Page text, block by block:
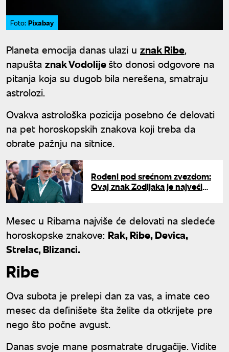
Foto: Pixabay
Planeta emocija danas ulazi u znak Ribe,
napušta znak Vodoliješto donosi odgovore na
pitanja koja su dugob bila nerešena, smatraju
astrolozi.
Ovakva astrološka pozicija posebno će delovati
na pet horoskopskih znakova koji treba da
obrate pažnju na sitnice.
Rođeni pod srećnom zvezdom:
Ovaj znak Zodijaka je najveći
Mesec u Ribama najviše će delovati na sledeće
horoskopske znakove: Rak, Ribe, Devica,
Strelac, Blizanci.
Ribe
Ova subota je prelepi dan za vas, a imate ceo
mesec da definišete šta želite da otkrijete pre
nego što počne avgust.
Danas svoje mane posmatrate drugačije. Vidite